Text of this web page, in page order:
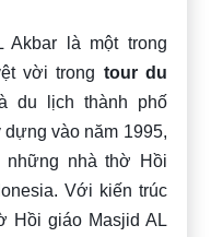
Akbar là một trong
vời trong tour du
du lịch thành phố
vào năm 1995,
những nhà thờ Hồi
Với kiến trúc
Hồi giáo Masjid AL